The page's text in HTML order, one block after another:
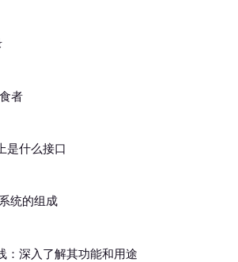
者
是什么接口
统的组成
深入了解其功能和用途